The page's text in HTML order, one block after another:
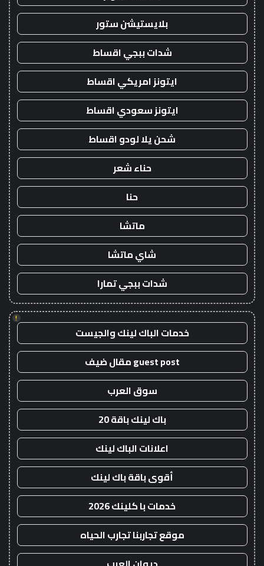
بلايستيشن ستور
شدات ببجي اقساط
ايتونز امريكي اقساط
ايتونز سعودي اقساط
شحن يلا لودو اقساط
حناء شعر
حنا
ماتشا
شاي ماتشا
شدات ببجي تمارا
!
خدمات الباك لينك والجيست
guest post مقال ضيف
سوق العرب
باك لينك باقة 20
اعلانات الباك لينك
أقوى باقة باك لينك
خدمات با كلينك 2026
موقع تجاربنا تجارب الحياه